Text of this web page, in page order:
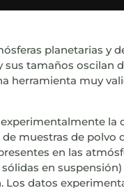
planetarias y
tamaños oscilan
herramienta muy
la
muestras de polvo
en las
en
Los datos